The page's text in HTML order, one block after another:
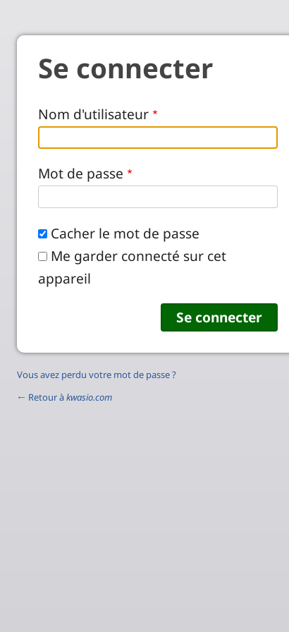
Se connecter
Nom d'utilisateur
Mot de passe
Cacher le mot de passe
Me garder connecté sur cet
appareil
Vous avez perdu votre mot de passe ?
← Retour àkwasio.com